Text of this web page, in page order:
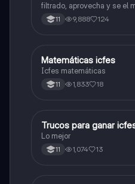
filtrado, aprovecha y se el
poder ingresar a
carrera con la que tanto
11 9,888 124
ICFES: Matemáticas
Matemáticas icfes
Icfes matemáticas
11 1,833 18
Química
Trucos para ganar
Lo mejor
11 1,074 13